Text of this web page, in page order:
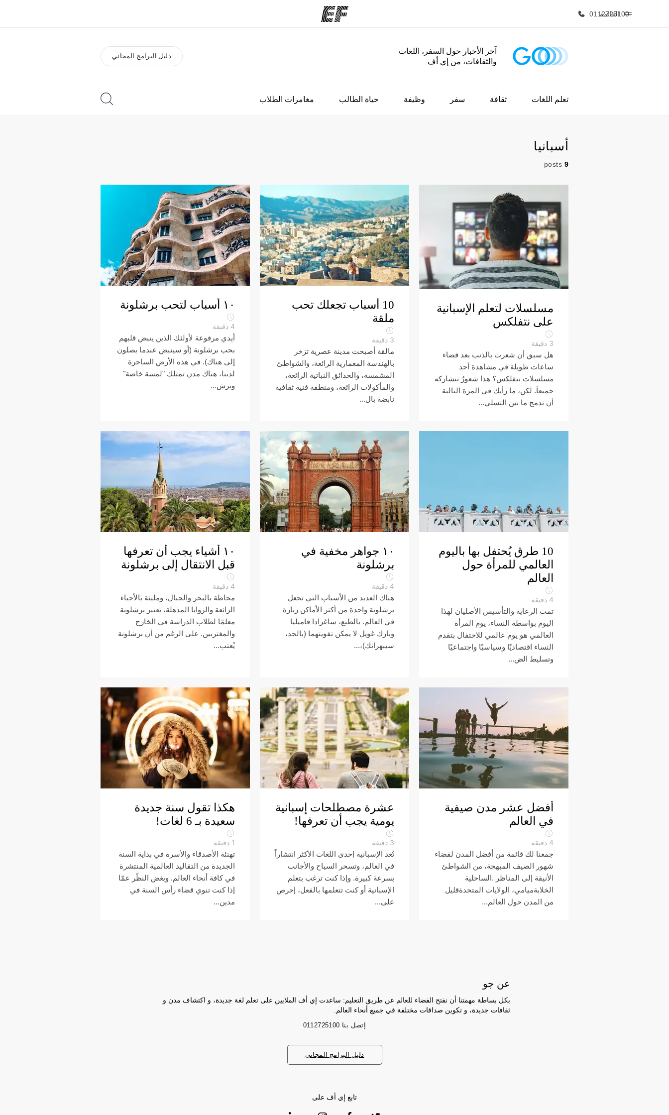
القائمة
0112725100
الصفحة الرئيسية برامج وظائف
آخر الأخبار حول السفر، اللغات
والثقافات، من إي أف
دليل البرامج المجاني
تعلم اللغات ثقافة سفر وظيفة حياة الطالب مغامرات الطلاب
أسبانيا
9
posts
مسلسلات لتعلم الإسبانية
على نتفلكس
3 دقيقة
هل سبق أن شعرت بالذنب بعد قضاء
ساعات طويلة في مشاهدة أحد
مسلسلات نتفلكس؟ هذا شعورٌ نتشاركه
جميعاً. لكن، ما رأيك في المرة التالية
أن تدمج ما بين التسلي...
10 أسباب تجعلك تحب
ملقة
3 دقيقة
مالقة أصبحت مدينة عصرية تزخر
بالهندسة المعمارية الرائعة، والشواطئ
المشمسة، والحدائق النباتية الرائعة،
والمأكولات الرائعة، ومنطقة فنية ثقافية
نابضة بال...
١٠ أسباب لتحب برشلونة
4 دقيقة
أيدي مرفوعة لأولئك الذين ينبض قلبهم
بحب برشلونة (أو سينبض عندما يصلون
إلى هناك). في هذه الأرض الساحرة
لدينا، هناك مدن تمتلك "لمسة خاصة"
وبرش...
10 طرق يُحتفل بها باليوم
العالمي للمرأة حول
العالم
4 دقيقة
تمت الرعاية والتأسيس الأصليان لهذا
اليوم بواسطة النساء، يوم المرأة
العالمي هو يوم عالمي للاحتفال بتقدم
النساء اقتصاديًا وسياسيًا واجتماعيًا
وتسليط الض...
١٠ جواهر مخفية في
برشلونة
4 دقيقة
هناك العديد من الأسباب التي تجعل
برشلونة واحدة من أكثر الأماكن زيارة
في العالم. بالطبع، ساغرادا فاميليا
وبارك غويل لا يمكن تفويتهما (بالجد،
سيبهرانك)،...
١٠ أشياء يجب أن تعرفها
قبل الانتقال إلى برشلونة
4 دقيقة
محاطة بالبحر والجبال، ومليئة بالأحياء
الرائعة والزوايا المذهلة، تعتبر برشلونة
معلمًا لطلاب الدراسة في الخارج
والمغتربين. على الرغم من أن برشلونة
يُعتب...
أفضل عشر مدن صيفية
في العالم
4 دقيقة
جمعنا لك قائمة من أفضل المدن لقضاء
شهور الصيف المبهجة، من الشواطئ
الأنيقة إلى المناظر .الساحلية
الخلابةميامي، الولايات المتحدةقليل
من المدن حول العالم...
عشرة مصطلحات إسبانية
يومية يجب أن تعرفها!
3 دقيقة
تُعد الإسبانية إحدى اللغات الأكثر انتشاراً
في العالم، وتسحر السياح والأجانب
بسرعة كبيرة. وإذا كنت ترغب بتعلم
الإسبانية أو كنت تتعلمها بالفعل، إحرص
على...
هكذا تقول سنة جديدة
سعيدة بـ 6 لغات!
1 دقيقة
تهنئة الأصدقاء والأسرة في بداية السنة
الجديدة من التقاليد العالمية المنتشرة
في كافة أنحاء العالم. وبغض النظّر عمّا
إذا كنت تنوي قضاء رأس السنة في
مدين...
عن جو
بكل بساطة مهمتنا أن نفتح الفضاء للعالم عن طريق التعليم: ساعدت إي أف الملايين على تعلم لغة جديدة، و اكتشاف مدن و
ثقافات جديدة، و تكوين صداقات مختلفة في جميع أنحاء العالم.
إتصل بنا 0112725100
دليل البرامج المجاني
تابع إي أف على